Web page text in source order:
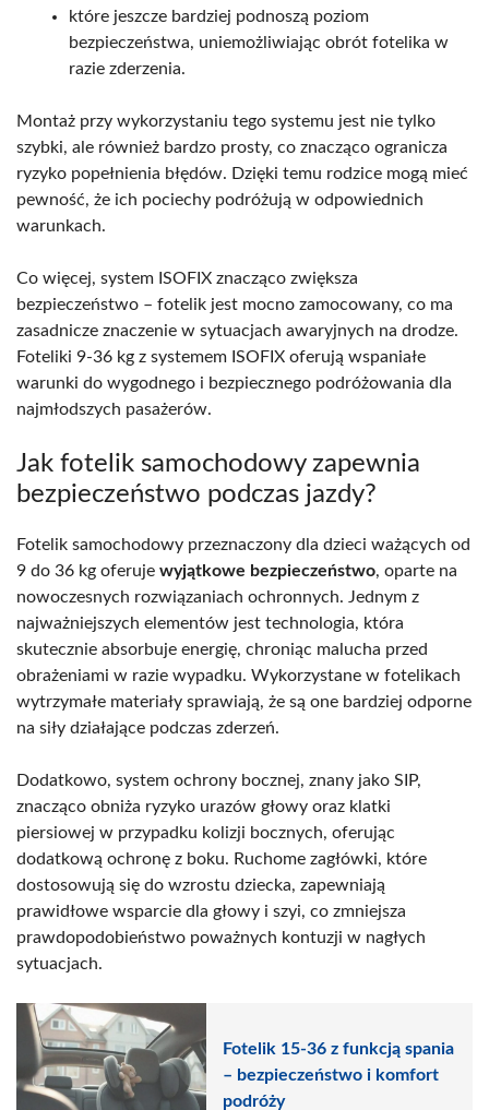
które jeszcze bardziej podnoszą poziom
bezpieczeństwa, uniemożliwiając obrót fotelika w
razie zderzenia.
Montaż przy wykorzystaniu tego systemu jest nie tylko
szybki, ale również bardzo prosty, co znacząco ogranicza
ryzyko popełnienia błędów. Dzięki temu rodzice mogą mieć
pewność, że ich pociechy podróżują w odpowiednich
warunkach.
Co więcej, system ISOFIX znacząco zwiększa
bezpieczeństwo – fotelik jest mocno zamocowany, co ma
zasadnicze znaczenie w sytuacjach awaryjnych na drodze.
Foteliki 9-36 kg z systemem ISOFIX oferują wspaniałe
warunki do wygodnego i bezpiecznego podróżowania dla
najmłodszych pasażerów.
Jak fotelik samochodowy zapewnia
bezpieczeństwo podczas jazdy?
Fotelik samochodowy przeznaczony dla dzieci ważących od
9 do 36 kg oferuje wyjątkowe bezpieczeństwo, oparte na
nowoczesnych rozwiązaniach ochronnych. Jednym z
najważniejszych elementów jest technologia, która
skutecznie absorbuje energię, chroniąc malucha przed
obrażeniami w razie wypadku. Wykorzystane w fotelikach
wytrzymałe materiały sprawiają, że są one bardziej odporne
na siły działające podczas zderzeń.
Dodatkowo, system ochrony bocznej, znany jako SIP,
znacząco obniża ryzyko urazów głowy oraz klatki
piersiowej w przypadku kolizji bocznych, oferując
dodatkową ochronę z boku. Ruchome zagłówki, które
dostosowują się do wzrostu dziecka, zapewniają
prawidłowe wsparcie dla głowy i szyi, co zmniejsza
prawdopodobieństwo poważnych kontuzji w nagłych
sytuacjach.
Fotelik 15-36 z funkcją spania
– bezpieczeństwo i komfort
podróży